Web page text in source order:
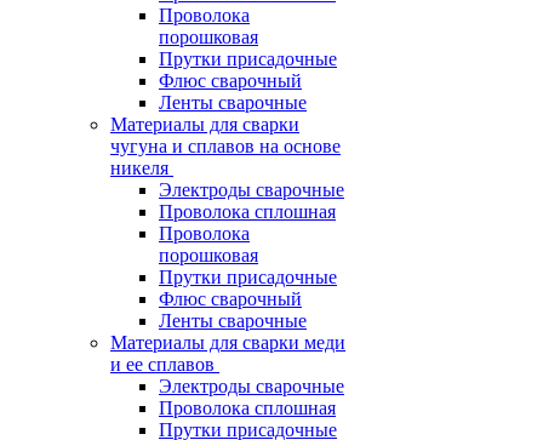
Проволока
порошковая
Прутки присадочные
Флюс сварочный
Ленты сварочные
Материалы для сварки
чугуна и сплавов на основе
никеля
Электроды сварочные
Проволока сплошная
Проволока
порошковая
Прутки присадочные
Флюс сварочный
Ленты сварочные
Материалы для сварки меди
и ее сплавов
Электроды сварочные
Проволока сплошная
Прутки присадочные